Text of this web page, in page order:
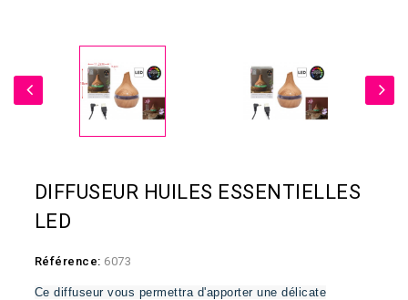
DIFFUSEUR HUILES ESSENTIELLES
LED
Référence: 6073
Ce diffuseur vous permettra d'apporter une délicate